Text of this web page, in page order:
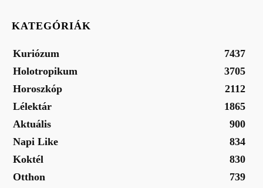
KATEGÓRIÁK
Kuriózum
7437
Holotropikum
3705
Horoszkóp
2112
Lélektár
1865
Aktuális
900
Napi Like
834
Koktél
830
Otthon
739